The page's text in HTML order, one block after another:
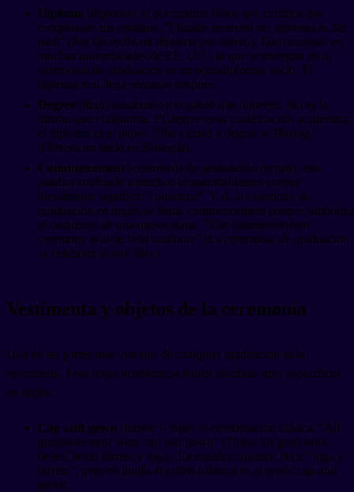
Diploma (diploma): el documento físico que certifica que
completaste tus estudios. "I finally received my diploma in the
mail" (Por fin recibí mi diploma por correo). Dato curioso: en
muchas universidades de EE. UU., lo que te entregan en la
ceremonia de graduación es un portadiplomas vacío. El
diploma real llega semanas después.
Degree (título académico): el grado que obtienes. No es lo
mismo que el diploma. El degree es la cualificación académica;
el diploma es el papel. "She earned a degree in Biology"
(Obtuvo un título en Biología).
Commencement (ceremonia de graduación formal): esta
palabra confunde a muchos hispanohablantes porque
literalmente significa "comienzo". Y sí, la ceremony de
graduación en inglés se llama commencement porque simboliza
el comienzo de una nueva etapa. "The commencement
ceremony will be held outdoors" (La ceremonia de graduación
se celebrará al aire libre).
Vestimenta y objetos de la ceremonia
Una de las partes más visuales de cualquier graduación es la
vestimenta. Esos trajes académicos tienen nombres muy específicos
en inglés:
Cap and gown (birrete y toga): la combinación clásica. "All
graduates must wear cap and gown" (Todos los graduados
deben llevar birrete y toga). En español solemos decir "toga y
birrete", pero en inglés el orden habitual es al revés: cap and
gown.